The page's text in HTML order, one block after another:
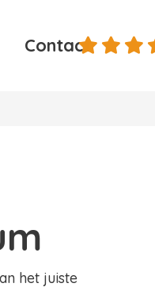
Contact
het juiste